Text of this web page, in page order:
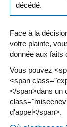
décédé.
Face à la
votre plainte,
donnée aux faits
Vous pouvez
<span
</span>dans un
d'appel</span>.